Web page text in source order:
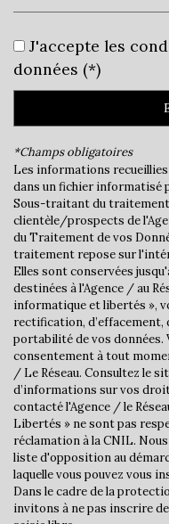
Bar
Cinéma
Collège
École maternelle
École primaire
Lycée
Bibliothèque
Gare ferroviaire
Bureau de poste
Mairie
Presse et Tabac
statistiques
Nombre d'habitants
J'accepte les
données (*)
*Champs obligatoires
Les informations
dans un fichier informatisé
Sous-traitant du
clientèle/prospects de
du Traitement de vos
traitement repose sur
Elles sont conservées
destinées à l'Agence / au
informatique et libertés »,
rectification,
portabilité de vos données.
consentement à tout
/ Le Réseau. Consultez le
d’informations sur vos
contacté l'Agence / le
Libertés » ne sont pas
réclamation à la CNIL.
liste d'opposition au
laquelle vous pouvez vous
Dans le cadre de la
invitons à ne pas inscrire